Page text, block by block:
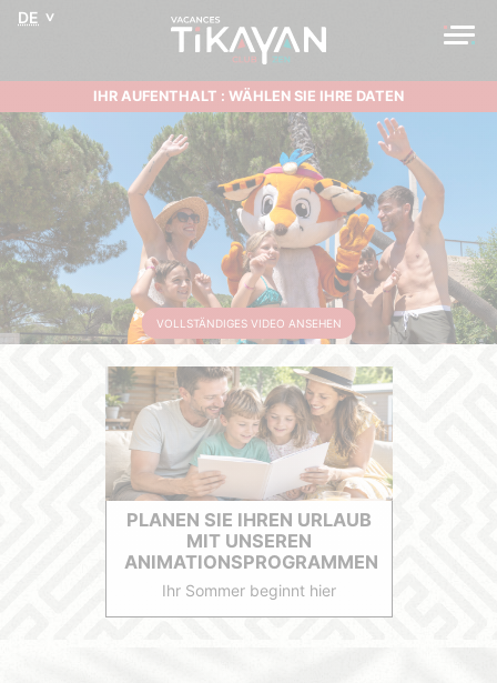
VOLLSTÄNDIGES VIDEO ANSEHEN
DE
PLANEN SIE IHREN URLAUB
MIT UNSEREN
ANIMATIONSPROGRAMMEN
Ihr Sommer beginnt hier
IHR AUFENTHALT : WÄHLEN SIE IHRE DATEN